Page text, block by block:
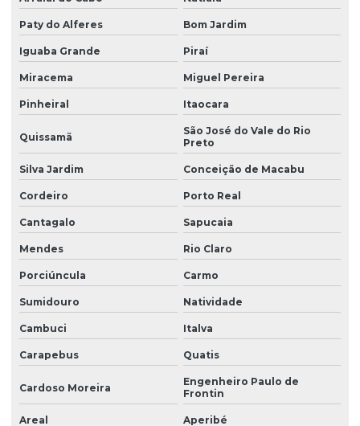
Paty do Alferes Bom Jardim
Iguaba Grande Piraí
Miracema Miguel Pereira
Pinheiral Itaocara
Quissamã
São José do Vale do Rio
Preto
Silva Jardim Conceição de Macabu
Cordeiro Porto Real
Cantagalo Sapucaia
Mendes Rio Claro
Porciúncula Carmo
Sumidouro Natividade
Cambuci Italva
Carapebus Quatis
Cardoso Moreira
Engenheiro Paulo de
Frontin
Areal Aperibé